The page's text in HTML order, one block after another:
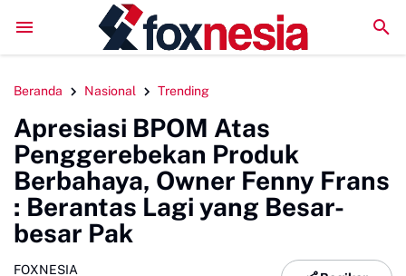
LPM Penalaran UNM Gelar Sidang Pleno, Evaluasi Kinerja
Beranda Nasional Trending
Apresiasi BPOM Atas
Penggerebekan Produk
Berbahaya, Owner Fenny Frans
: Berantas Lagi yang Besar-
besar Pak
FOXNESIA